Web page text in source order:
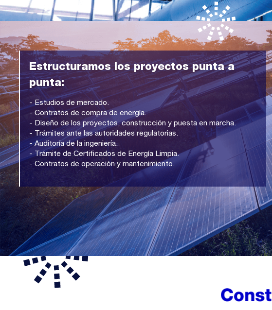
Estructuramos los proyectos punta a
punta:
- Estudios de mercado.
- Contratos de compra de energía.
- Diseño de los proyectos, construcción y puesta en marcha.
- Trámites ante las autoridades regulatorias.
- Auditoría de la ingeniería.
- Trámite de Certificados de Energía Limpia.
- Contratos de operación y mantenimiento.